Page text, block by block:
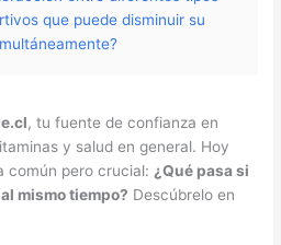
que puede disminuir su
, tu fuente de confianza en
y salud en general. Hoy
común pero crucial: ¿Qué pasa si
mismo tiempo? Descúbrelo en